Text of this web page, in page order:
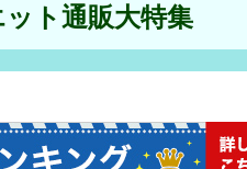
ト通販大特集